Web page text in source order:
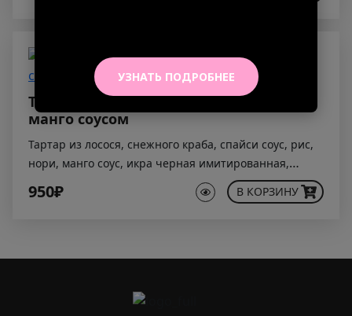
Тако с лососем, снежным крабом и
манго соусом
Тартар из лосося, снежного краба, спайси соус, рис,
нори, манго соус, икра черная имитированная,
950₽ В КОРЗИНУ
УЗНАТЬ ПОДРОБНЕЕ